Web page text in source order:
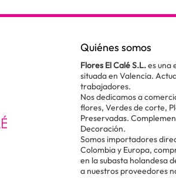
Quiénes somos
Flores El Calé S.L.es una
situada en Valencia.
trabajadores.
Nos dedicamos a
flores, Verdes de corte,
Preservadas.
Decoración.
Somos importadores
Colombia y Europa,
en la subasta holandesa
a nuestros proveedores